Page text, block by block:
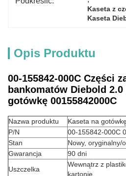
Kaseta z
Kaseta
Opis Produktu
00-155842-000C Części
bankomatów Diebold 2.0
gotówkę 00155842000C
Nazwa produktu
Kaseta na
P/N
00-155842-000C
Stan
Nowy, oryginalny/
Gwarancja
90 dni
Uszczelka
Wewnątrz z
kartonie